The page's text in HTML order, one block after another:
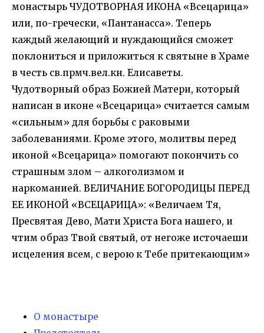
монастырь ЧУДОТВОРНАЯ ИКОНА «Всецарица»
или, по-гречески, «Пантанасса». Теперь
каждый желающий и нуждающийся сможет
поклониться и приложиться к святыне в Храме
в честь св.прмч.вел.кн. Елисаветы.
Чудотворный образ Божией Матери, который
написан в иконе «Всецарица» считается самым
«сильным» для борьбы с раковыми
заболеваниями. Кроме этого, молитвы перед
иконой «Всецарица» помогают покончить со
страшным злом – алкоголизмом и
наркоманией. ВЕЛИЧАНИЕ БОГОРОДИЦЫ ПЕРЕД
ЕЕ ИКОНОЙ «ВСЕЦАРИЦА»: «Величаем Тя,
Пресвятая Дево, Мати Христа Бога нашего, и
чтим образ Твой святый, от негоже источаеши
исцеления всем, с верою к Тебе притекающим»
О монастыре